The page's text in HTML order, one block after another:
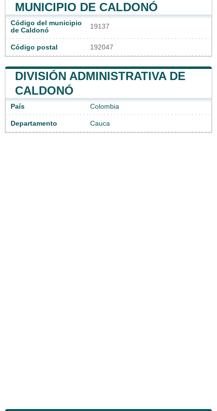
MUNICIPIO DE CALDONÓ
Código del municipio
de Caldonó
19137
Código postal 192047
DIVISIÓN ADMINISTRATIVA DE
CALDONÓ
País Colombia
Departamento Cauca